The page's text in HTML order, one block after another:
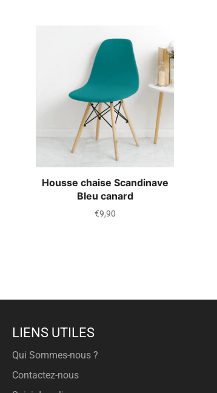
Housse chaise Scandinave
Bleu canard
Prix
€9,90
LIENS UTILES
Qui Sommes-nous ?
Contactez-nous